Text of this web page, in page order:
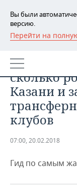
Вы были
версию.
Перейти на
РЕГИОНЫ
БАШКОРТОСТАН
ТАТАРСТАН
УДМУРТИЯ
НОВОСТИ
АНАЛИТИКА
НОВОСТИ
ДЕКЛАРАЦИИ
ЭКОНОМИКА
НОВОСТИ
АГРОПРОМ
Поможет
сколько
Казани и
клубов
07:00, 20.02.2018
Гид по самым